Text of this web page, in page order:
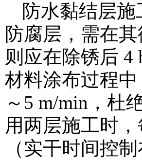
防水黏结层
防腐层，需在
则应在除锈后
材料涂布过程
～5 m/min，杜
用两层施工时
（实干时间控